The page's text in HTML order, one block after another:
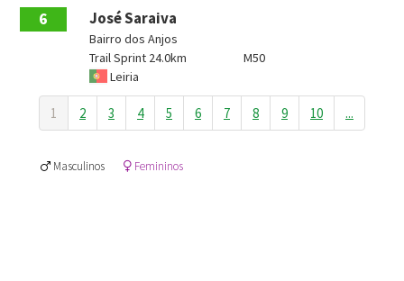
6 José Saraiva
Bairro dos Anjos
Trail Sprint 24.0km
M50
Leiria
1 2 3 4 5 6 7 8 9 10 ...
Masculinos Femininos